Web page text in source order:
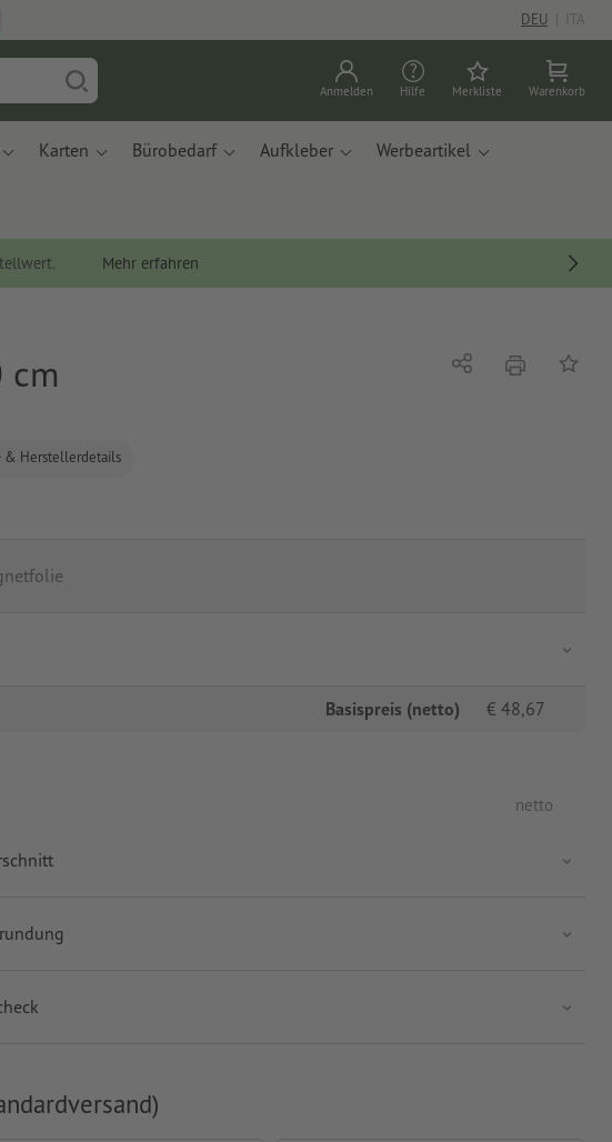
DEU | ITA
Anmelden Hilfe Merkliste Warenkorb
Karten Bürobedarf Aufkleber Werbeartikel
Mehr erfahren
cm
& Herstellerdetails
Teilen DruckenAuf
Basispreis (netto) € 48,67
netto